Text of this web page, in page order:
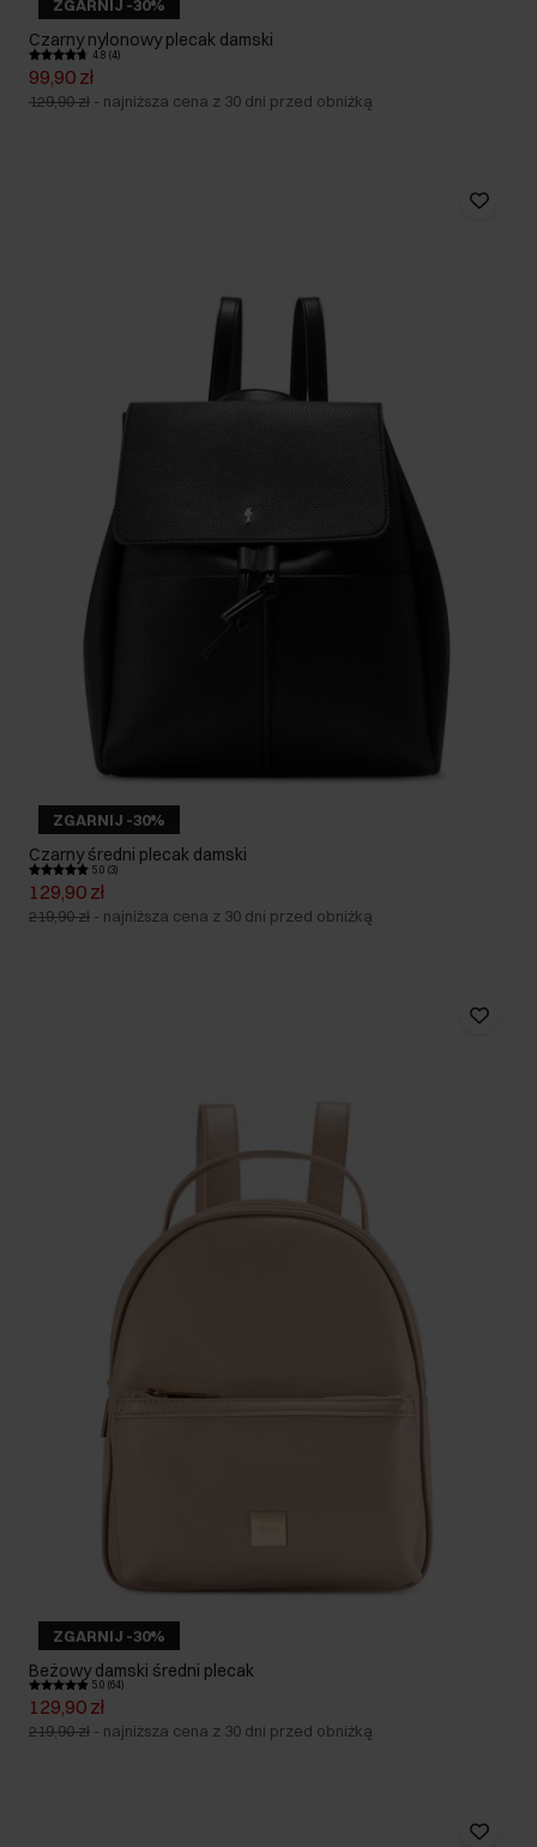
ZGARNIJ -30%
Czarny nylonowy plecak damski
4.8 (4)
99,90 zł
129,90 zł - najniższa cena z 30 dni przed obniżką
ZGARNIJ -30%
Czarny średni plecak damski
5.0 (3)
129,90 zł
219,90 zł - najniższa cena z 30 dni przed obniżką
ZGARNIJ -30%
Beżowy damski średni plecak
5.0 (64)
129,90 zł
219,90 zł - najniższa cena z 30 dni przed obniżką